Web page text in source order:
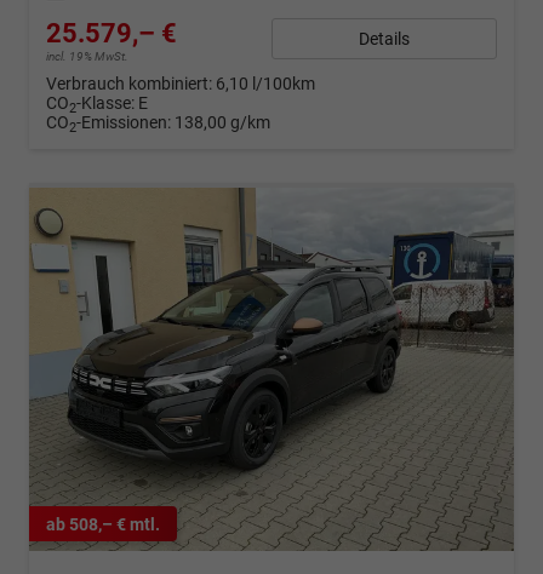
25.579,– €
incl. 19% MwSt.
Details
Verbrauch kombiniert: 6,10 l/100km
CO2-Klasse: E
CO2-Emissionen: 138,00 g/km
ab 508,– € mtl.